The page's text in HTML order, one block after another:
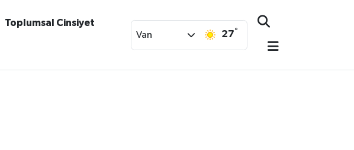
Toplumsal Cinsiyet
Van 27°